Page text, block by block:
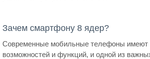
Зачем смартфону 8 ядер?
Современные мобильные телефоны имеют
возможностей и функций, и одной из